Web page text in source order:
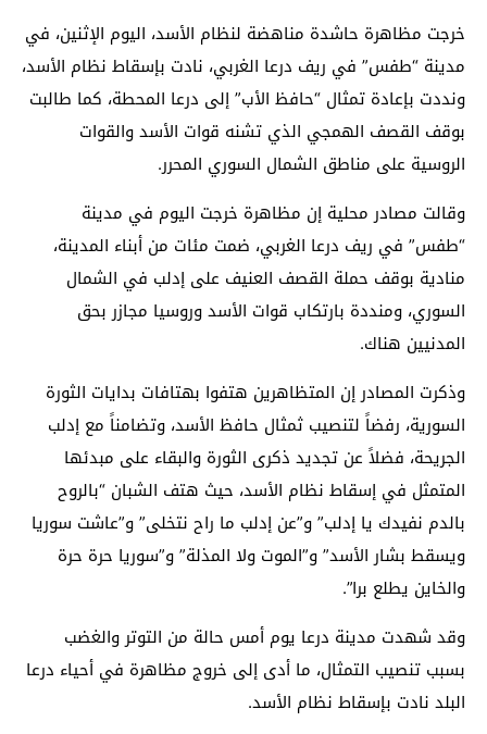
خرجت مظاهرة حاشدة مناهضة لنظام الأسد، اليوم الإثنين، في
مدينة “طفس” في ريف درعا الغربي، نادت بإسقاط نظام الأسد،
ونددت بإعادة تمثال “حافظ الأب” إلى درعا المحطة، كما طالبت
بوقف القصف الهمجي الذي تشنه قوات الأسد والقوات
الروسية على مناطق الشمال السوري المحرر.
وقالت مصادر محلية إن مظاهرة خرجت اليوم في مدينة
“طفس” في ريف درعا الغربي، ضمت مئات من أبناء المدينة،
منادية بوقف حملة القصف العنيف على إدلب في الشمال
السوري، ومنددة بارتكاب قوات الأسد وروسيا مجازر بحق
المدنيين هناك.
وذكرت المصادر إن المتظاهرين هتفوا بهتافات بدايات الثورة
السورية، رفضاً لتنصيب ثمثال حافظ الأسد، وتضامناً مع إدلب
الجريحة، فضلاً عن تجديد ذكرى الثورة والبقاء على مبدئها
المتمثل في إسقاط نظام الأسد، حيث هتف الشبان “بالروح
بالدم نفيدك يا إدلب” و”عن إدلب ما راح نتخلى” و”عاشت سوريا
ويسقط بشار الأسد” و”الموت ولا المذلة” و”سوريا حرة حرة
والخاين يطلع برا”.
وقد شهدت مدينة درعا يوم أمس حالة من التوتر والغضب
بسبب تنصيب التمثال، ما أدى إلى خروج مظاهرة في أحياء درعا
البلد نادت بإسقاط نظام الأسد.